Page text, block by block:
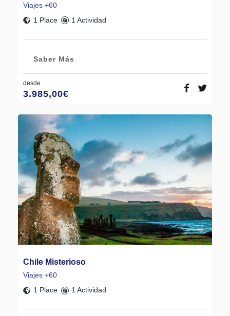
Viajes +60
1 Place
1 Actividad
Saber Más
desde
3.985,00€
Chile Misterioso
Viajes +60
1 Place
1 Actividad